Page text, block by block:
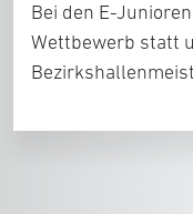
Bei den E-
Wettbewerb statt